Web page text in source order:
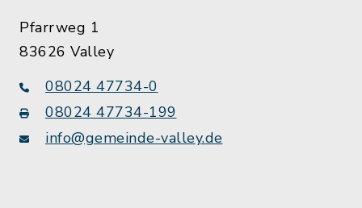
Pfarrweg 1
83626 Valley
08024 47734-0
08024 47734-199
info@gemeinde-valley.de